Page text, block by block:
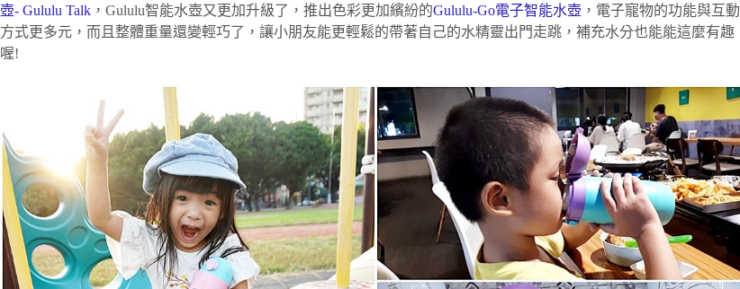
壺- Gululu Talk ，Gululu智能水壺又更加升級了，推出色彩更加繽紛的Gululu-Go電子智能水壺 ，電子寵物的功能與互動
方式更多元，而且整體重量還變輕巧了，讓小朋友能更輕鬆的帶著自己的水精靈出門走跳，補充水分也能能這麼有趣
喔!